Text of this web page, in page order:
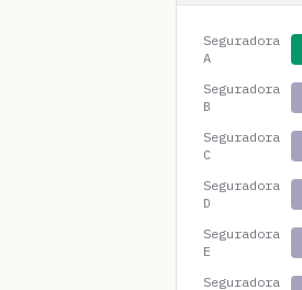
Seguradora
A
Seguradora
B
Seguradora
C
Seguradora
D
Seguradora
E
Seguradora